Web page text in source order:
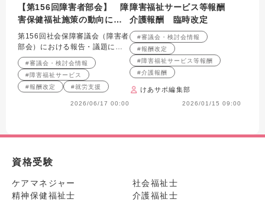
【第156回障害者部会】 障
害保健福祉施策の動向につ
いて解説
第156回社会保障審議会（障害者
部会）における報告・議題につ
いて紹介します。
#審議会・検討会情報
#障害福祉サービス
#報酬改定
#就労支援
2026/06/17 00:00
障害福祉サービス等報酬
介護報酬 臨時改定
#審議会・検討会情報
#報酬改定
#障害福祉サービス等報酬
#介護報酬
けあサポ編集部
2026/01/15 09:00
資格受験
ケアマネジャー
社会福祉士
精神保健福祉士
介護福祉士